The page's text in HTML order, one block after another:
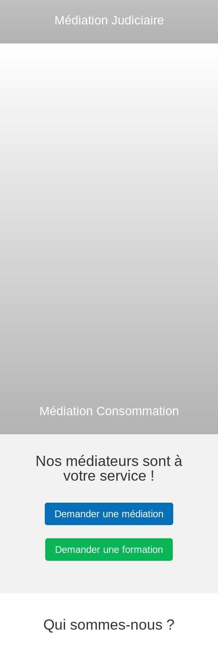
Médiation Judiciaire
Médiation Consommation
Nos médiateurs sont à
votre service !
Demander une médiation
Demander une formation
Qui sommes-nous ?